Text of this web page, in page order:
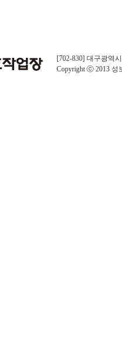
[702-830] 대구광역
Copyright ⓒ 2013 성